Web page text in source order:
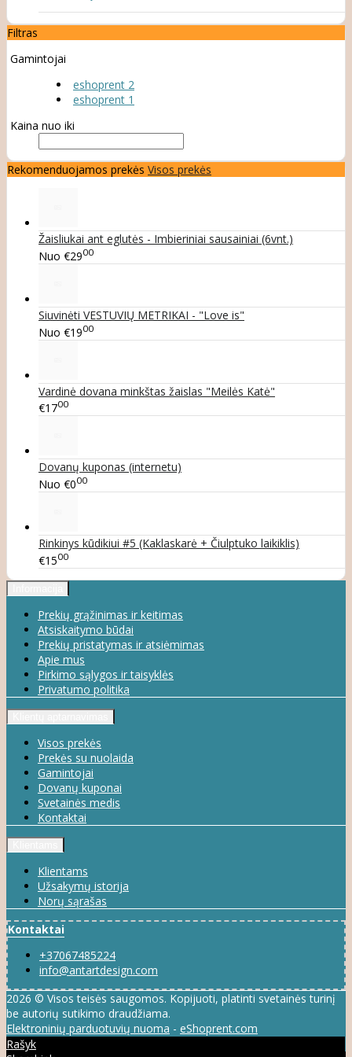
Filtras
Gamintojai
eshoprent 2
eshoprent 1
Kaina nuo iki
Rekomenduojamos prekės Visos prekės
Žaisliukai ant eglutės - Imbieriniai sausainiai (6vnt.)
Nuo €2900
Siuvinėti VESTUVIŲ METRIKAI - "Love is"
Nuo €1900
Vardinė dovana minkštas žaislas "Meilės Katė"
€1700
Dovanų kuponas (internetu)
Nuo €000
Rinkinys kūdikiui #5 (Kaklaskarė + Čiulptuko laikiklis)
€1500
Prekių grąžinimas ir keitimas
Atsiskaitymo būdai
Prekių pristatymas ir atsiėmimas
Apie mus
Pirkimo sąlygos ir taisyklės
Privatumo politika
Visos prekės
Prekės su nuolaida
Gamintojai
Dovanų kuponai
Svetainės medis
Kontaktai
Klientams
Užsakymų istorija
Norų sąrašas
Kontaktai
+37067485224
info@antartdesign.com
2026 © Visos teisės saugomos. Kopijuoti, platinti svetainės turinį
be autorių sutikimo draudžiama.
Elektroninių parduotuvių nuoma - eShoprent.com
Rašyk